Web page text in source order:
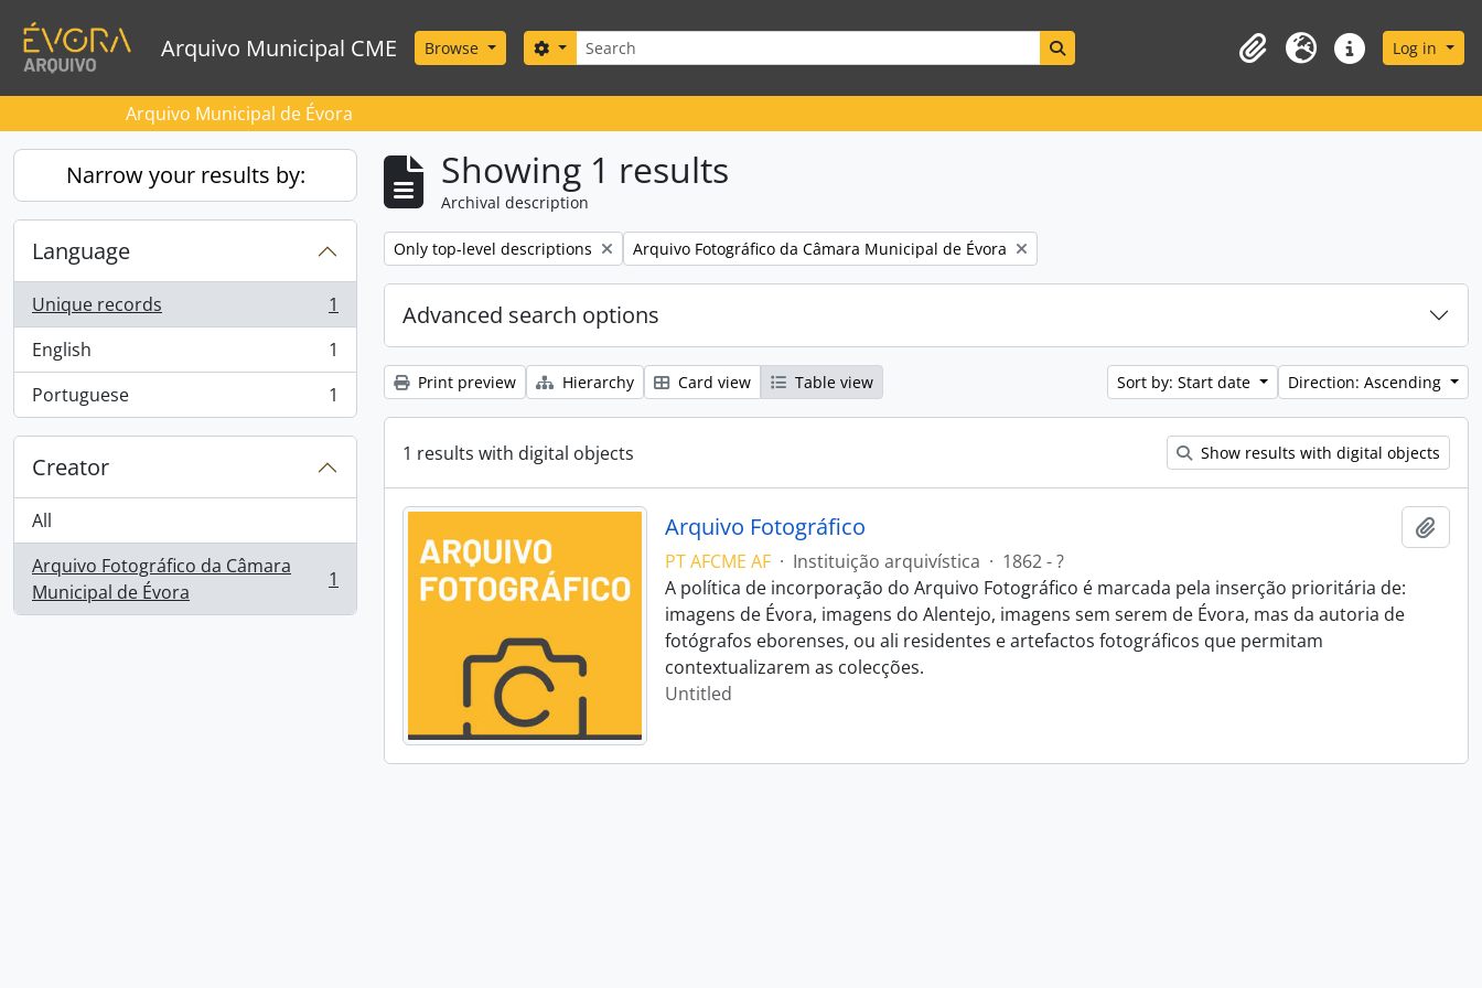
Arquivo Municipal CME Browse Search
Search options
ClipboardLanguageQuick linksLog in
Arquivo Municipal de Évora
Narrow your results by:
Language
Unique records
, 1 results
1
English
, 1 results
1
Portuguese
, 1 results 1
Creator
All
Arquivo Fotográfico da Câmara
Municipal de Évora
, 1 results 1
Showing 1 results
Archival description
Remove filter:
Only top-level descriptions Remove filter:
Arquivo Fotográfico da Câmara Municipal de Évora
Advanced search options
Print preview Hierarchy Card view Table view Sort by: Start date Direction: Ascending
1 results with digital objects Show results with digital objects
Arquivo Fotográfico
PT AFCME AF · Instituição arquivística · 1862 - ?
A política de incorporação do Arquivo Fotográfico é marcada pela inserção prioritária de:
imagens de Évora, imagens do Alentejo, imagens sem serem de Évora, mas da autoria de
fotógrafos eborenses, ou ali residentes e artefactos fotográficos que permitam
contextualizarem as colecções.
Untitled